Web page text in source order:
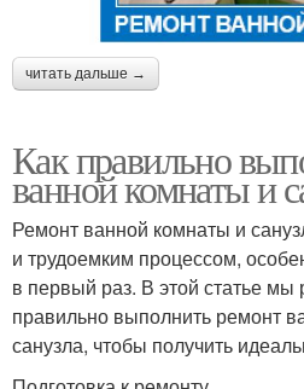
читать дальше →
Как правильно
ванной комнаты и
Ремонт ванной комнаты и
и трудоемким процессом,
в первый раз. В этой статье мы
правильно выполнить ремонт
санузла, чтобы получить